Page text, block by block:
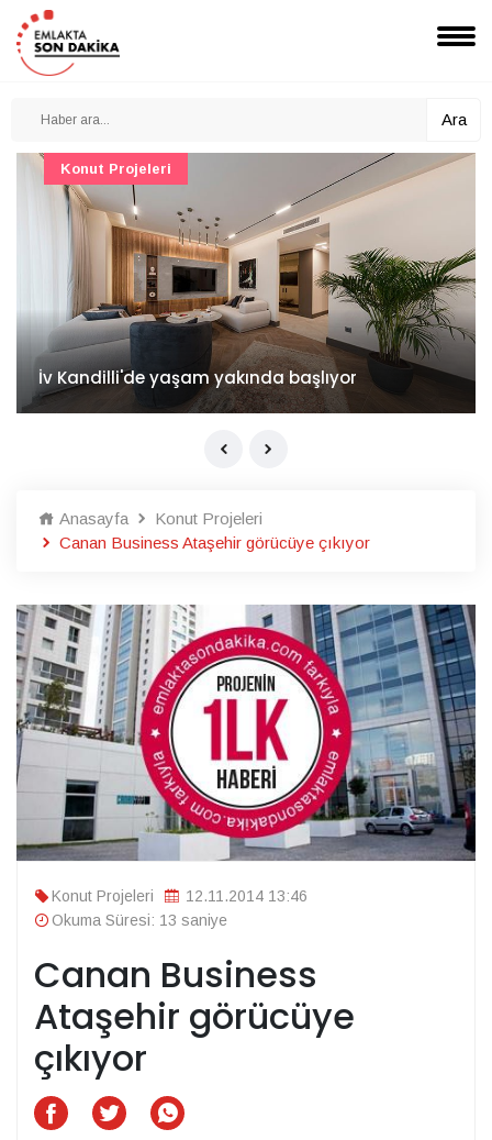
Ara
İv Kandilli'de yaşam yakında başlıyor
Konut Projeleri
Anasayfa
Konut Projeleri
Canan Business Ataşehir görücüye çıkıyor
Konut Projeleri
12.11.2014 13:46
Okuma Süresi: 13 saniye
Canan Business
Ataşehir görücüye
çıkıyor